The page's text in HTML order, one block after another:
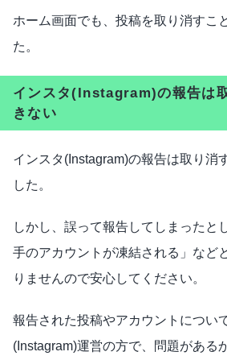
ホーム画面でも、投稿を取り消すこ
た。
インスタ(Instagram)の報告は
きない
インスタ(Instagram)の報告は取り消
した。
しかし、誤って報告してしまったと
手のアカウントが凍結される」など
りませんので安心してください。
報告された投稿やアカウントについ
(Instagram)運営の方で、問題がある